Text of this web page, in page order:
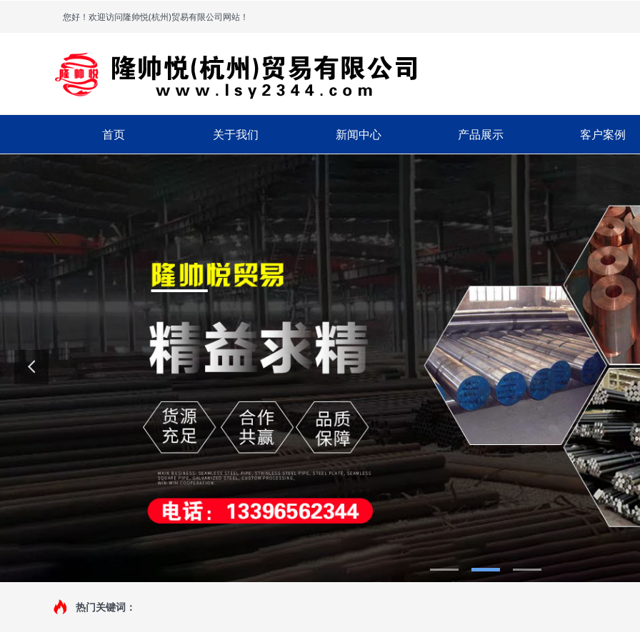
您好！欢迎访问隆帅悦(杭州)贸易有限公司网站！
首页 关于我们 新闻中心 产品展示 客户案例
热门关键词：